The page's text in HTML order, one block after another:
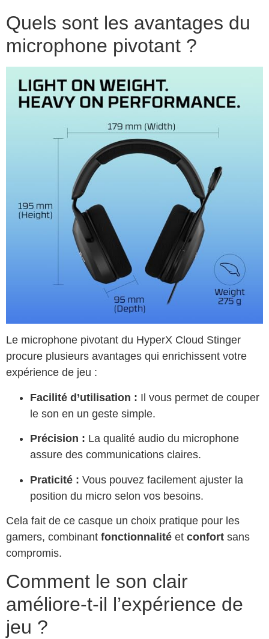
Quels sont les avantages du
microphone pivotant ?
Le microphone pivotant du HyperX Cloud Stinger
procure plusieurs avantages qui enrichissent votre
expérience de jeu :
Facilité d’utilisation : Il vous permet de couper
le son en un geste simple.
Précision : La qualité audio du microphone
assure des communications claires.
Praticité : Vous pouvez facilement ajuster la
position du micro selon vos besoins.
Cela fait de ce casque un choix pratique pour les
gamers, combinant fonctionnalité et confort sans
compromis.
Comment le son clair
améliore-t-il l’expérience de
jeu ?